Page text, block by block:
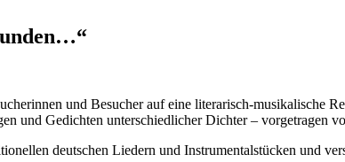
und Besucher auf eine literarisch-musikalische
und Gedichten unterschiedlicher Dichter – vorgetragen
deutschen Liedern und Instrumentalstücken und